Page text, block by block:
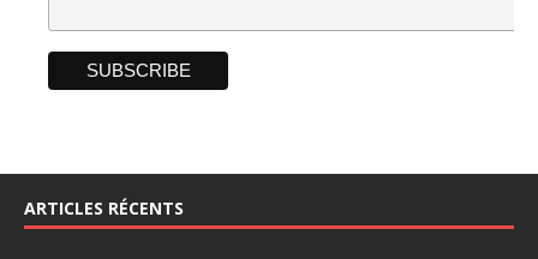
ARTICLES RÉCENTS